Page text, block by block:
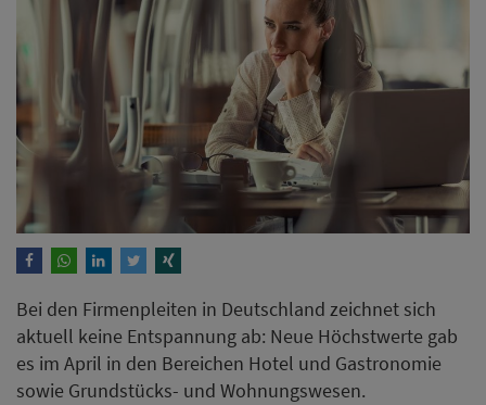
Bei den Firmenpleiten in Deutschland zeichnet sich
aktuell keine Entspannung ab: Neue Höchstwerte gab
es im April in den Bereichen Hotel und Gastronomie
sowie Grundstücks- und Wohnungswesen.